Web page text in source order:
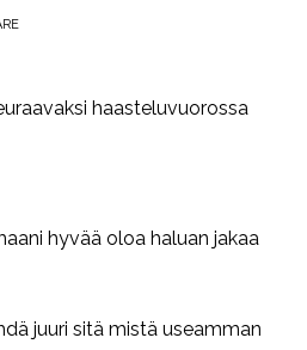
haasteluvuorossa
hyvää oloa haluan jakaa
juuri sitä mistä useamman